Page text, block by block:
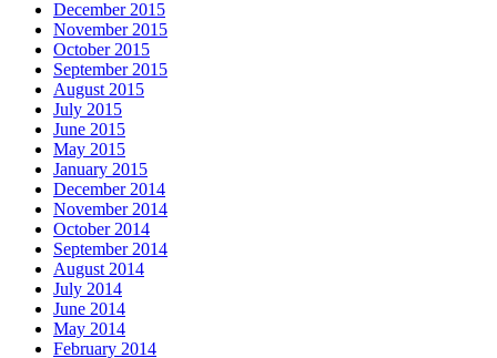
December 2015
November 2015
October 2015
September 2015
August 2015
July 2015
June 2015
May 2015
January 2015
December 2014
November 2014
October 2014
September 2014
August 2014
July 2014
June 2014
May 2014
February 2014